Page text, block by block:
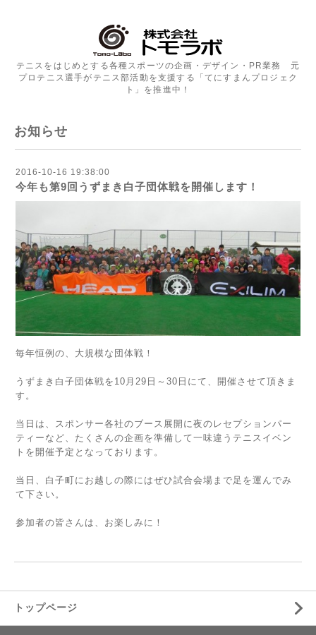
テニスをはじめとする各種スポーツの企画・デザイン・PR業務 元
プロテニス選手がテニス部活動を支援する「てにすまんプロジェク
ト」を推進中！
お知らせ
2016-10-16 19:38:00
今年も第9回うずまき白子団体戦を開催します！
毎年恒例の、大規模な団体戦！
うずまき白子団体戦を10月29日～30日にて、開催させて頂きま
す。
当日は、スポンサー各社のブース展開に夜のレセプションパー
ティーなど、たくさんの企画を準備して一味違うテニスイベン
トを開催予定となっております。
当日、白子町にお越しの際にはぜひ試合会場まで足を運んでみ
て下さい。
参加者の皆さんは、お楽しみに！
トップページ